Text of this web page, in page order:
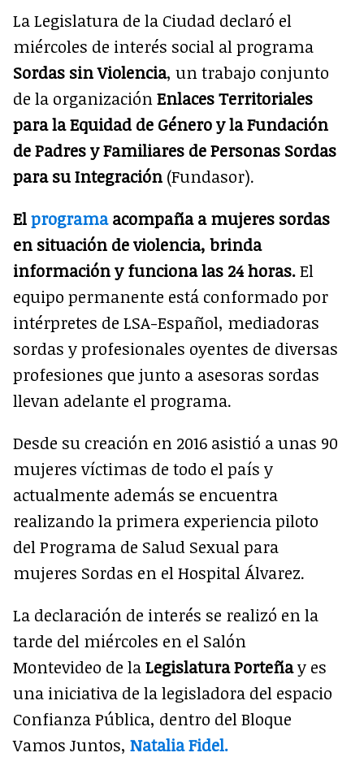
La Legislatura de la Ciudad declaró el
miércoles de interés social al programa
Sordas sin Violencia, un trabajo conjunto
de la organizaciónEnlaces Territoriales
para la Equidad de Género y la Fundación
de Padres y Familiares de Personas Sordas
para su Integración (Fundasor).
Elprogramaacompaña a mujeres sordas
en situación de violencia, brinda
información y funciona las 24 horas.El
equipo permanente está conformado por
intérpretes de LSA-Español, mediadoras
sordas y profesionales oyentes de diversas
profesiones que junto a asesoras sordas
llevan adelante el programa.
Desde su creación en 2016 asistió a unas 90
mujeres víctimas de todo el país y
actualmente además se encuentra
realizando la primera experiencia piloto
del Programa de Salud Sexual para
mujeres Sordas en el Hospital Álvarez.
La declaración de interés se realizó en la
tarde del miércoles en el Salón
Montevideo de laLegislatura Porteñay es
una iniciativa de la legisladora del espacio
Confianza Pública, dentro del Bloque
Vamos Juntos, Natalia Fidel.